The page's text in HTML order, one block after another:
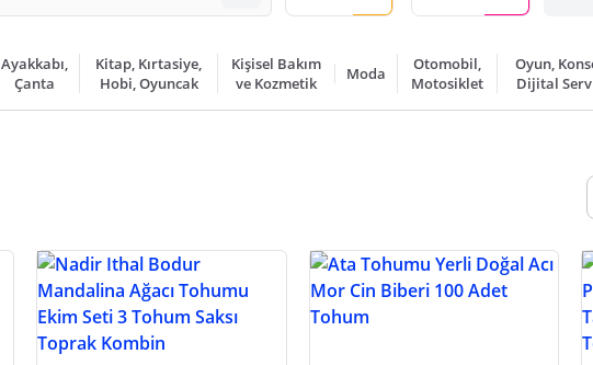
Ayakkabı,
Çanta
Kitap, Kırtasiye,
Hobi, Oyuncak
Kişisel Bakım
ve Kozmetik
Moda
Otomobil,
Motosiklet
Oyun,
Dijital